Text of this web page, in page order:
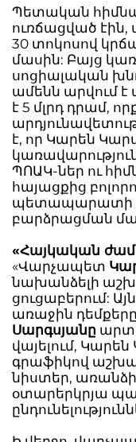
Պետական
ուռճացված
30 տոկոսով
մասին: Բայց
սոցիալական
ամենն արվում
է 5 մլրդ դրամ,
է, որ Կարեն
ՊՈԱԿ-ներ ու
հայացքից
պետապարատի
բարձրացման
«Հայկական
«Վարչապետ
նախանձելի
ցուցաբերում:
առաջին
Սարգսյանը
վայելում,
գրաֆիկով
նիստեր,
օտարերկրյա